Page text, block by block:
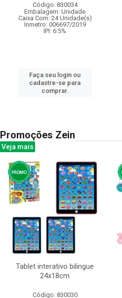
Código: 830034
Embalagem: Unidade
Caixa Com: 24 Unidade(s)
Inmetro: 006697/2019
IPI: 6.5%
Faça seu login ou
cadastre-se para
comprar.
Promoções Zein
Veja mais
Tablet interativo bilingue
24x18cm
Código: 830030